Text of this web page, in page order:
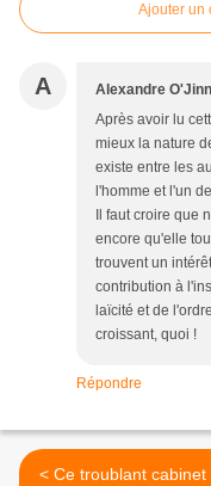
Ajouter un
A Alexandre O'Jinn
Après avoir lu
mieux la nature
existe entre les
l'homme et l'un
Il faut croire que
encore qu'elle
trouvent un
contribution à
laïcité et de
croissant, quoi !
Répondre
< Ce troublant cabinet noir